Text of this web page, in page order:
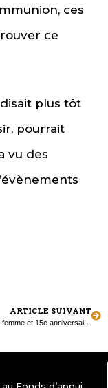
ces
ce
plus tôt
pourrait
vu des
ARTICLE SUIVANT
Journée de la femme et 15e anniversaire de Colibri
Fonds d’appui